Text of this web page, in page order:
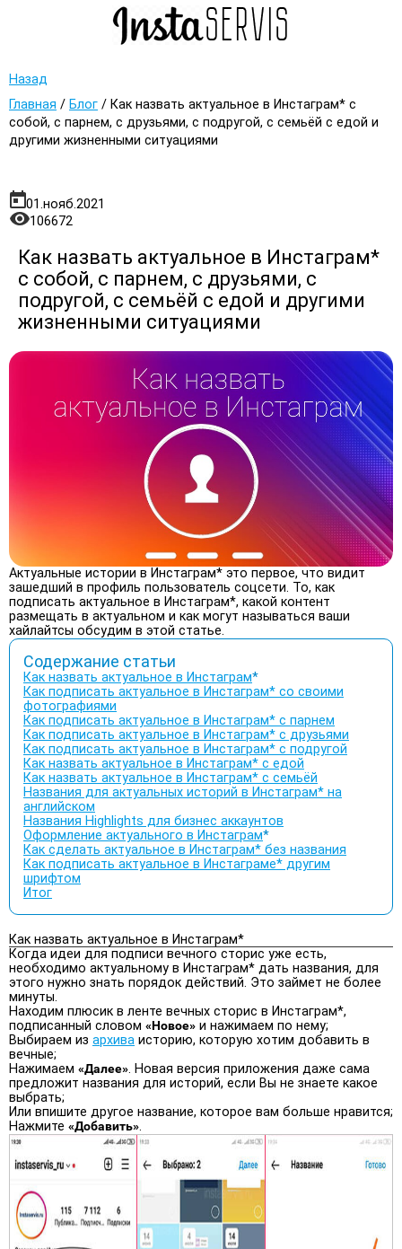
Назад
Главная / Блог / Как назвать актуальное в Инстаграм* с
собой, с парнем, с друзьями, с подругой, с семьёй с едой и
другими жизненными ситуациями
01.нояб.2021
106672
Как назвать актуальное в Инстаграм*
с собой, с парнем, с друзьями, с
подругой, с семьёй с едой и другими
жизненными ситуациями
Актуальные истории в Инстаграм* это первое, что видит
зашедший в профиль пользователь соцсети. То, как
подписать актуальное в Инстаграм*, какой контент
размещать в актуальном и как могут называться ваши
хайлайтсы обсудим в этой статье.
Содержание статьи
Как назвать актуальное в Инстаграм*
Как подписать актуальное в Инстаграм* со своими
фотографиями
Как подписать актуальное в Инстаграм* с парнем
Как подписать актуальное в Инстаграм* с друзьями
Как подписать актуальное в Инстаграм* с подругой
Как назвать актуальное в Инстаграм* с едой
Как назвать актуальное в Инстаграм* с семьёй
Названия для актуальных историй в Инстаграм* на
английском
Названия Highlights для бизнес аккаунтов
Оформление актуального в Инстаграм*
Как сделать актуальное в Инстаграм* без названия
Как подписать актуальное в Инстаграме* другим
шрифтом
Итог
Как назвать актуальное в Инстаграм*
Когда идеи для подписи вечного сторис уже есть,
необходимо актуальному в Инстаграм* дать названия, для
этого нужно знать порядок действий. Это займет не более
минуты.
Находим плюсик в ленте вечных сторис в Инстаграм*,
подписанный словом «Новое» и нажимаем по нему;
Выбираем из архива историю, которую хотим добавить в
вечные;
Нажимаем «Далее». Новая версия приложения даже сама
предложит названия для историй, если Вы не знаете какое
выбрать;
Или впишите другое название, которое вам больше нравится;
Нажмите «Добавить».